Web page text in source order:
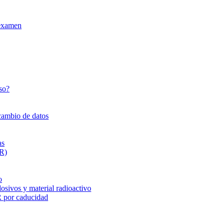
de datos
y material radioactivo
por caducidad